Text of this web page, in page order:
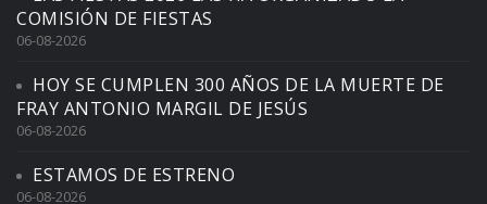
COMISIÓN DE FIESTAS
06-08-2026
HOY SE CUMPLEN 300 AÑOS DE LA MUERTE DE
FRAY ANTONIO MARGIL DE JESÚS
06-08-2026
ESTAMOS DE ESTRENO
06-08-2026